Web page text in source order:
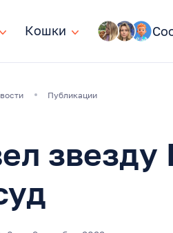
Кошки
Кошки
Публикации
звезду